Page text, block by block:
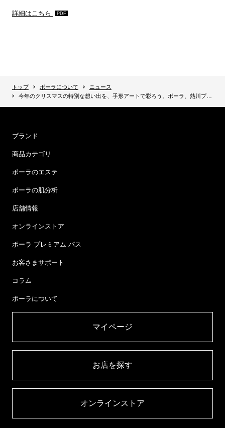
詳細はこちら
トップ ポーラについて
ニュース
今年のクリスマスの特別な想い出を、手形アートで彩ろう。ポーラ、熱川プリンスホテルにて進化系手形アーティスト“小池丸”監修 クリスマス手形アート体験を開催
ブランド
商品カテゴリ
ポーラのエステ
ポーラの肌分析
店舗情報
オンラインストア
ポーラ プレミアム パス
お客さまサポート
コラム
ポーラについて
マイページ​
お店を探す​
オンラインストア​